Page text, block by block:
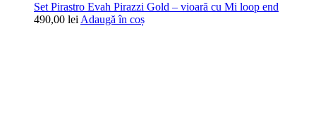
Set Pirastro Evah Pirazzi Gold – vioară cu Mi loop end
490,00 lei Adaugă în coș